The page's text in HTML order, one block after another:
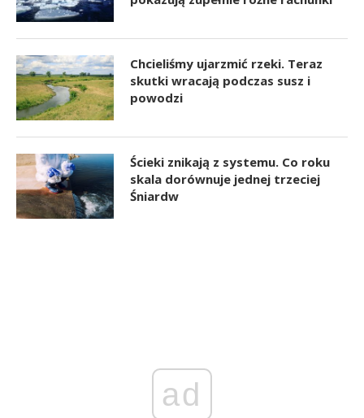
Chcieliśmy ujarzmić rzeki. Teraz
skutki wracają podczas susz i
powodzi
Ścieki znikają z systemu. Co roku
skala dorównuje jednej trzeciej
Śniardw
ad